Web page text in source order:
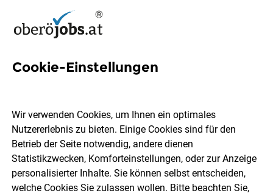
FRONTEND WEB DEVELOPER
eurofunk KAPPACHER GmbH
Linz Vollzeit 30.07.2026
Cookie-Einstellungen
Wir verwenden Cookies, um Ihnen ein optimales
Nutzererlebnis zu bieten. Einige Cookies sind für den
Betrieb der Seite notwendig, andere dienen
Statistikzwecken, Komforteinstellungen, oder zur Anzeige
personalisierter Inhalte. Sie können selbst entscheiden,
welche Cookies Sie zulassen wollen. Bitte beachten Sie,